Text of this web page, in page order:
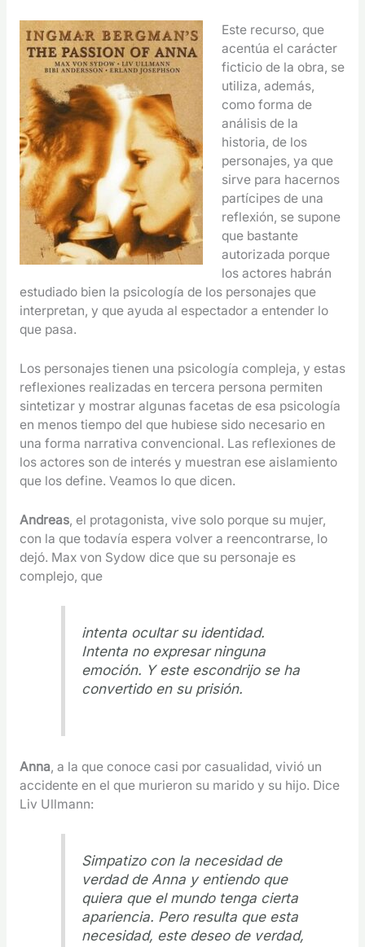
Este recurso, que
acentúa el carácter
ficticio de la obra, se
utiliza, además,
como forma de
análisis de la
historia, de los
personajes, ya que
sirve para hacernos
partícipes de una
reflexión, se supone
que bastante
autorizada porque
los actores habrán
estudiado bien la psicología de los personajes que
interpretan, y que ayuda al espectador a entender lo
que pasa.
Los personajes tienen una psicología compleja, y estas
reflexiones realizadas en tercera persona permiten
sintetizar y mostrar algunas facetas de esa psicología
en menos tiempo del que hubiese sido necesario en
una forma narrativa convencional. Las reflexiones de
los actores son de interés y muestran ese aislamiento
que los define. Veamos lo que dicen.
Andreas, el protagonista, vive solo porque su mujer,
con la que todavía espera volver a reencontrarse, lo
dejó. Max von Sydow dice que su personaje es
complejo, que
intenta ocultar su identidad.
Intenta no expresar ninguna
emoción. Y este escondrijo se ha
convertido en su prisión.
Anna, a la que conoce casi por casualidad, vivió un
accidente en el que murieron su marido y su hijo. Dice
Liv Ullmann:
Simpatizo con la necesidad de
verdad de Anna y entiendo que
quiera que el mundo tenga cierta
apariencia. Pero resulta que esta
necesidad, este deseo de verdad,